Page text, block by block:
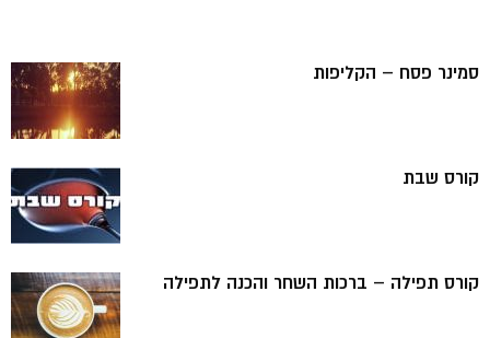
סמינר פסח – הקליפות
קורס שבת
קורס תפילה – ברכות השחר והכנה לתפילה